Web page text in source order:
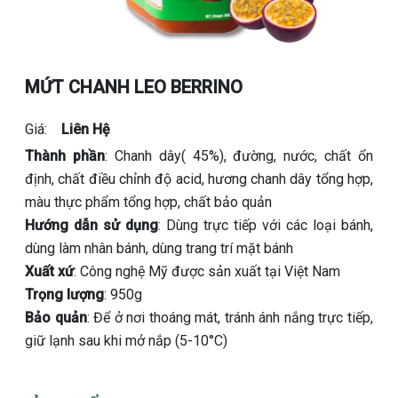
MỨT CHANH LEO BERRINO
Giá:
Liên Hệ
Thành phần: Chanh dây( 45%), đường, nước, chất ổn
định, chất điều chỉnh độ acid, hương chanh dây tổng hợp,
màu thực phẩm tổng hợp, chất bảo quản
Hướng dẫn sử dụng: Dùng trực tiếp với các loại bánh,
dùng làm nhân bánh, dùng trang trí mặt bánh
Xuất xứ: Công nghệ Mỹ được sản xuất tại Việt Nam
Trọng lượng: 950g
Bảo quản: Để ở nơi thoáng mát, tránh ánh nắng trực tiếp,
giữ lạnh sau khi mở nắp (5-10°C)